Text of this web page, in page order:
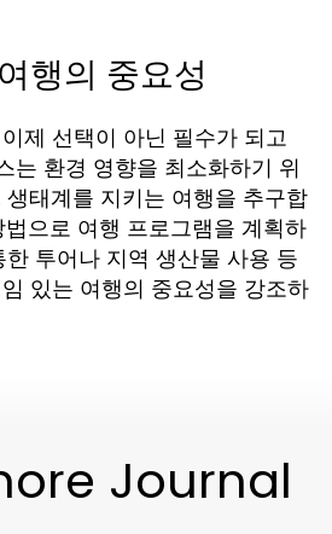
행의 중요성
제 선택이 아닌 필수가 되고
는 환경 영향을 최소화하기 위
태계를 지키는 여행을 추구합
으로 여행 프로그램을 계획하
투어나 지역 생산물 사용 등
있는 여행의 중요성을 강조하
Journal